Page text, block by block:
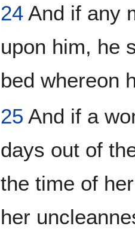
24 And if any
upon him, he
bed whereon
25 And if a
days out of
the time of
her